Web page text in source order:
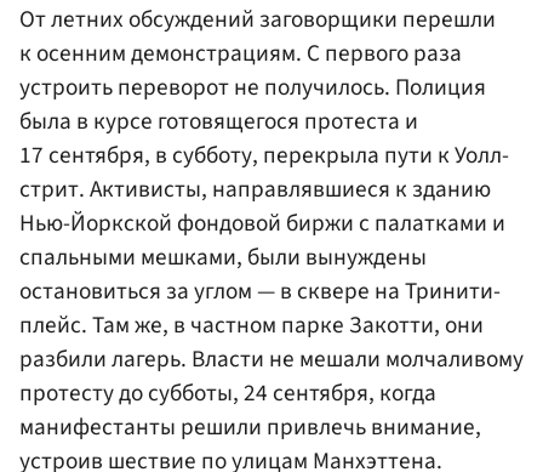
От летних обсуждений заговорщики перешли
к осенним демонстрациям. С первого раза
устроить переворот не получилось. Полиция
была в курсе готовящегося протеста и
17 сентября, в субботу, перекрыла пути к Уолл-
стрит. Активисты, направлявшиеся к зданию
Нью-Йоркской фондовой биржи с палатками и
спальными мешками, были вынуждены
остановиться за углом — в сквере на Тринити-
плейс. Там же, в частном парке Закотти, они
разбили лагерь. Власти не мешали молчаливому
протесту до субботы, 24 сентября, когда
манифестанты решили привлечь внимание,
устроив шествие по улицам Манхэттена.